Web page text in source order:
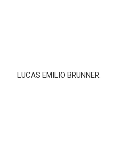
LUCAS EMILIO BRUNNER: